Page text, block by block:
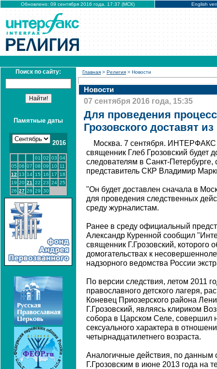
Обновлено: 09 сентября 2016 года, 17:37 (МСК) English
Поиск по сайту:
Памятные даты
2016
01 02 03 04
05 06 07 08 09 10
11
12 13 14 15 16 17
18
19 20 21 22 23 24 25
26 27 28 29 30
Главная > Религия > Новости
Новости
07 сентября 2016 года, 15:35
Для проведения
Грозовского доставят
Москва. 7 сентября.
священник Глеб Грозовский будет
следователям в Санкт-
представитель СКР Владимир
"Он будет доставлен сначала в
для проведения следственных
среду журналистам.
Ранее в среду официальный
Александр Куренной сообщил
священник Г.Грозовский, которого
домогательствах к
надзорного ведомства России
По версии следствия, летом 2011
православного детского лагеря,
Коневец Приозерского района
Г.Грозовский, являясь клириком
собора в Царском Селе, совершил
сексуального характера в
четырнадцатилетнего возраста.
Аналогичные действия, по
Г.Грозовским в июне 2013 года на